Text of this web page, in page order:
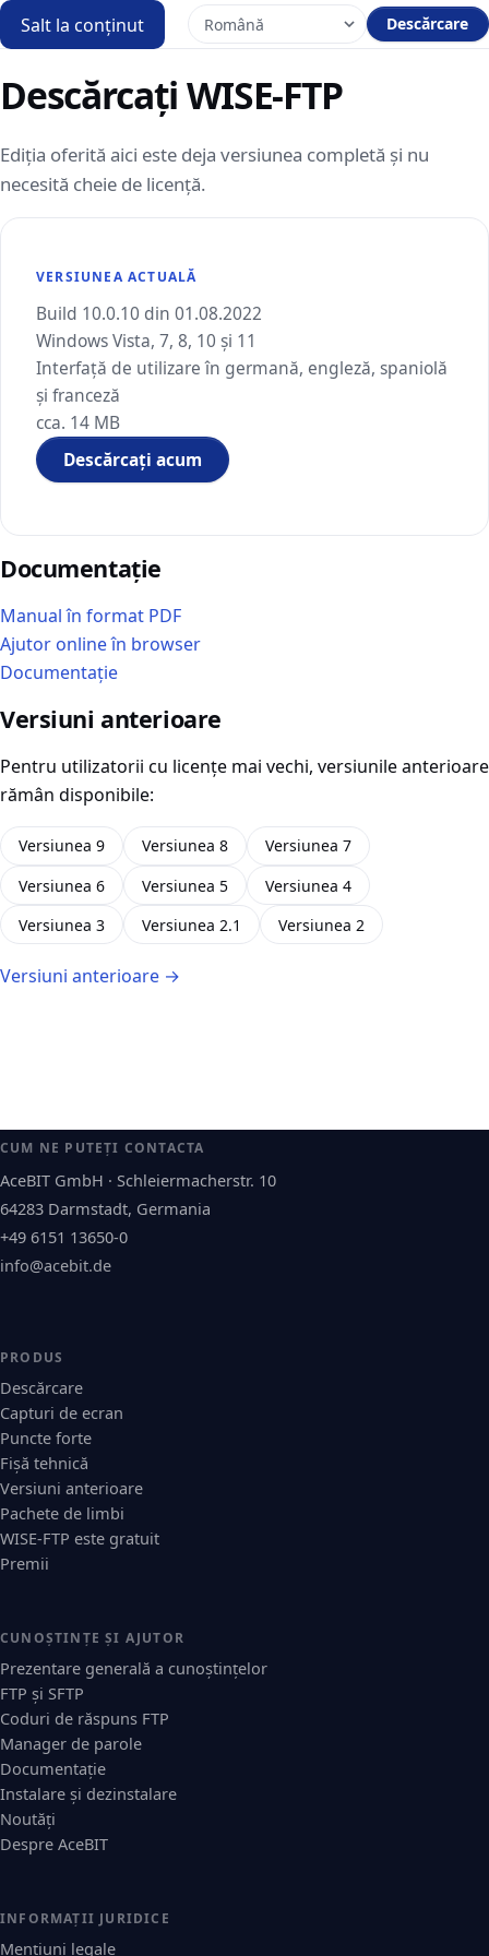
Salt la conținut Descărcare
Descărcați WISE-FTP
Ediția oferită aici este deja versiunea completă și nu
necesită cheie de licență.
VERSIUNEA ACTUALĂ
Build 10.0.10 din 01.08.2022
Windows Vista, 7, 8, 10 și 11
Interfață de utilizare în germană, engleză, spaniolă
și franceză
cca. 14 MB
Descărcați acum
Documentație
Manual în format PDF
Ajutor online în browser
Documentație
Versiuni anterioare
Pentru utilizatorii cu licențe mai vechi, versiunile anterioare
rămân disponibile:
Versiunea 9 Versiunea 8
Versiunea 7
Versiunea 6
Versiunea 5
Versiunea 4
Versiunea 3
Versiunea 2.1 Versiunea 2
Versiuni anterioare →
CUM NE PUTEȚI CONTACTA
AceBIT GmbH · Schleiermacherstr. 10
64283 Darmstadt, Germania
+49 6151 13650-0
info@acebit.de
PRODUS
Descărcare
Capturi de ecran
Puncte forte
Fișă tehnică
Versiuni anterioare
Pachete de limbi
WISE-FTP este gratuit
Premii
CUNOȘTINȚE ȘI AJUTOR
Prezentare generală a cunoștințelor
FTP și SFTP
Coduri de răspuns FTP
Manager de parole
Documentație
Instalare și dezinstalare
Noutăți
Despre AceBIT
INFORMAȚII JURIDICE
Mențiuni legale